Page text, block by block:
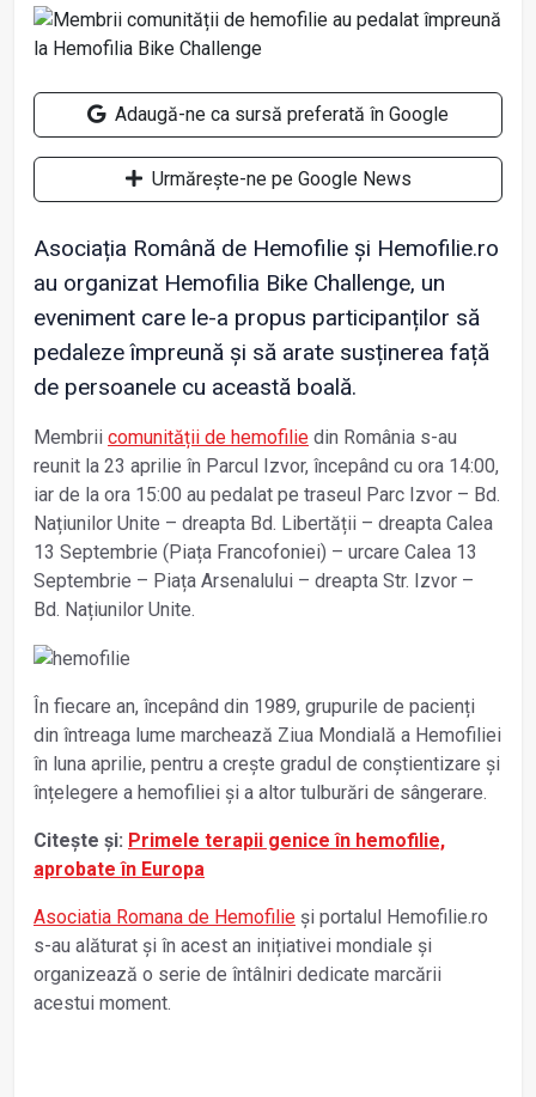
Adaugă-ne ca sursă preferată în Google
Urmărește-ne pe Google News
Asociația Română de Hemofilie și Hemofilie.ro
au organizat Hemofilia Bike Challenge, un
eveniment care le-a propus participanților să
pedaleze împreună și să arate susținerea față
de persoanele cu această boală.
Membrii comunității de hemofilie din România s-au
reunit la 23 aprilie în Parcul Izvor, începând cu ora 14:00,
iar de la ora 15:00 au pedalat pe traseul Parc Izvor – Bd.
Națiunilor Unite – dreapta Bd. Libertății – dreapta Calea
13 Septembrie (Piața Francofoniei) – urcare Calea 13
Septembrie – Piața Arsenalului – dreapta Str. Izvor –
Bd. Națiunilor Unite.
În fiecare an, începând din 1989, grupurile de pacienți
din întreaga lume marchează Ziua Mondială a Hemofiliei
în luna aprilie, pentru a crește gradul de conștientizare și
înțelegere a hemofiliei și a altor tulburări de sângerare.
Citește și: Primele terapii genice în hemofilie,
aprobate în Europa
Asociatia Romana de Hemofilie și portalul Hemofilie.ro
s-au alăturat și în acest an inițiativei mondiale și
organizează o serie de întâlniri dedicate marcării
acestui moment.